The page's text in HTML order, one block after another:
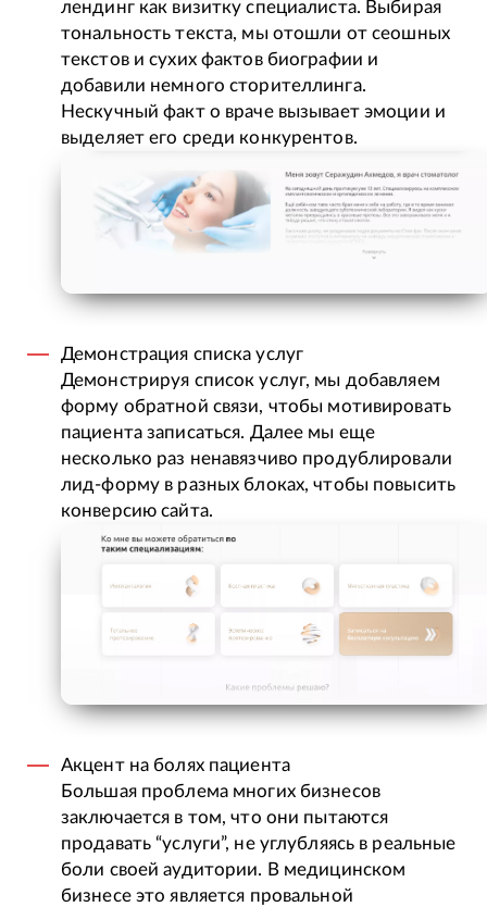
лендинг как визитку специалиста. Выбирая
тональность текста, мы отошли от сеошных
текстов и сухих фактов биографии и
добавили немного сторителлинга.
Нескучный факт о враче вызывает эмоции и
выделяет его среди конкурентов.
Демонстрация списка услуг
Демонстрируя список услуг, мы добавляем
форму обратной связи, чтобы мотивировать
пациента записаться. Далее мы еще
несколько раз ненавязчиво продублировали
лид-форму в разных блоках, чтобы повысить
конверсию сайта.
Акцент на болях пациента
Большая проблема многих бизнесов
заключается в том, что они пытаются
продавать “услуги”, не углубляясь в реальные
боли своей аудитории. В медицинском
бизнесе это является провальной